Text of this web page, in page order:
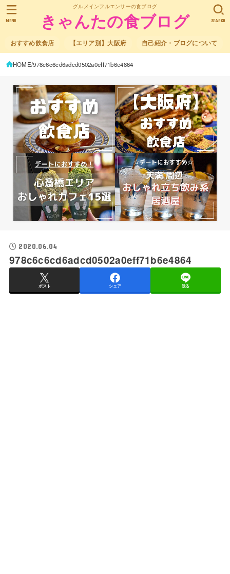
グルメインフルエンサーの食ブログ
きゃんたの食ブログ
おすすめ飲食店 【エリア別】大阪府 自己紹介・ブログについて
SEARCH
MENU
HOME 978c6c6cd6adcd0502a0eff71b6e4864
2020.06.04
978c6c6cd6adcd0502a0eff71b6e4864
ポスト シェア 送る